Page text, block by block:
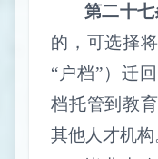
第二十七
的，可选择
“户档”）迁
档托管到教
其他人才机构